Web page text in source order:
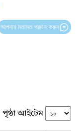
আপনার মতামত প্রদান করুন
পৃষ্ঠা আইটেম